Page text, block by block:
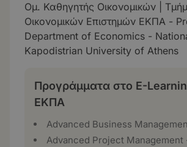
Ομ. Καθηγητής Οικονομικών |
Οικονομικών Επιστημών ΕΚΠΑ -
Department of Economics -
Kapodistrian University of Athens
Προγράμματα στο E-
ΕΚΠΑ
Advanced Business
Advanced Project Management